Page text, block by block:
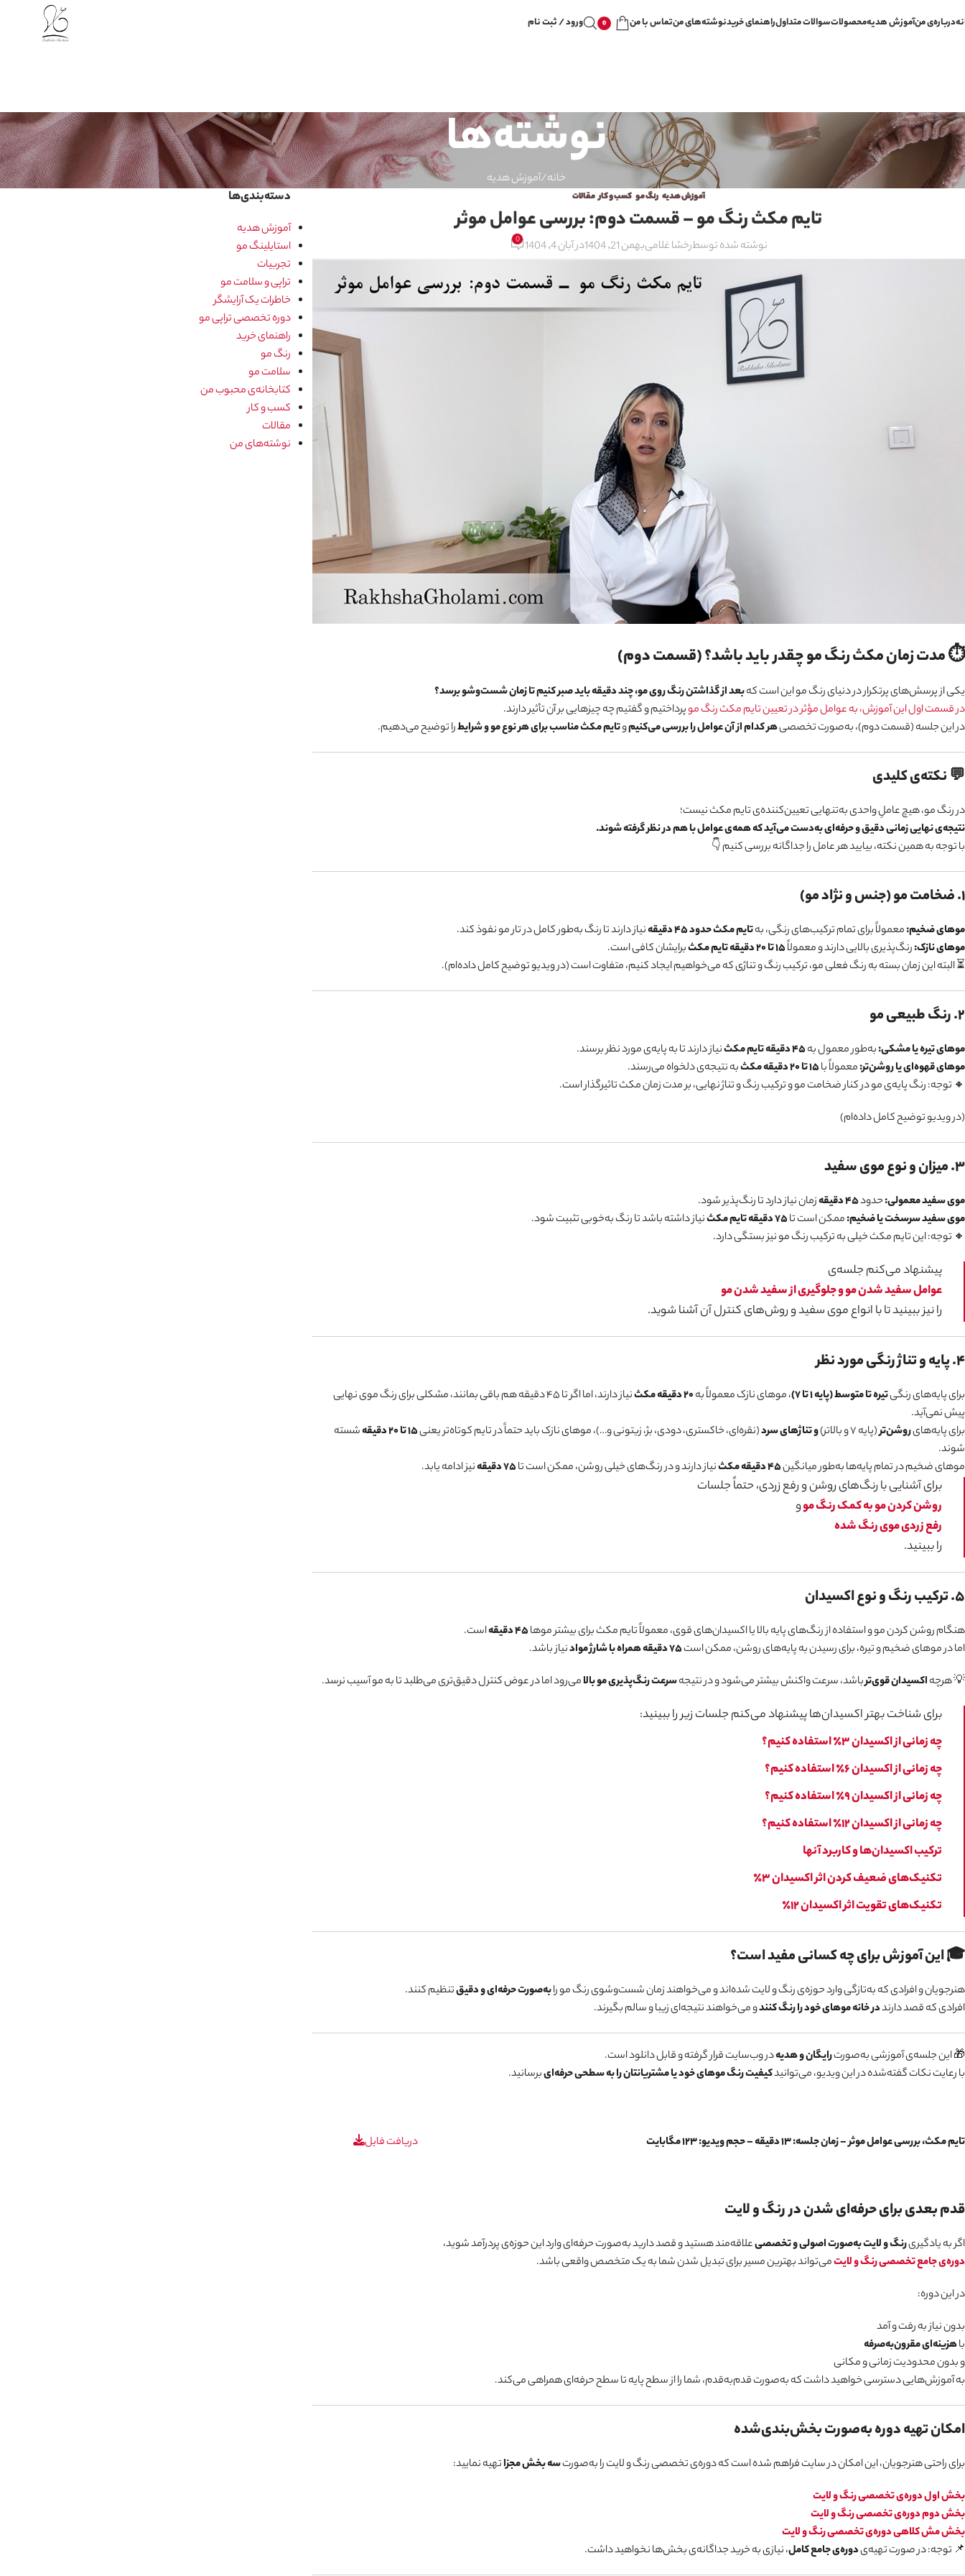
درباره‌ی منآموزش هدیهمحصولاتسوالات متداولراهنمای خریدنوشته‌های منتماس با من 0 ورود / ثبت نام
نوشته‌ها
خانه آموزش هدیه
آموزش هدیه, رنگ مو, کسب و کار,مقالات
تایم مکث رنگ مو – قسمت دوم: بررسی عوامل موثر
نوشته شده توسطرخشا غلامیبهمن 21, 1404 در آبان 4, 1404 0
⏱ مدت زمان مکث رنگ مو چقدر باید باشد؟ (قسمت دوم)
یکی از پرسش‌های پرتکرار در دنیای رنگ مو این است کهبعد از گذاشتن رنگ روی مو، چند دقیقه باید صبر کنیم تا زمان شست‌وشو برسد؟
در قسمت اول این آموزش، به عوامل مؤثر در تعیین تایم مکث رنگ موپرداختیم و گفتیم چه چیزهایی بر آن تأثیر دارند.
در این جلسه (قسمت دوم)، به‌صورت تخصصیهر کدام از آن عوامل را بررسی می‌کنیموتایم مکث مناسب برای هر نوع مو و شرایطرا توضیح می‌دهیم.
💬 نکته‌ی کلیدی
در رنگ مو، هیچ عاملِ واحدی به‌تنهایی تعیین‌کننده‌ی تایم مکث نیست؛
نتیجه‌ی نهایی زمانی دقیق و حرفه‌ای به‌دست می‌آید که همه‌ی عوامل با هم در نظر گرفته شوند.
با توجه به همین نکته، بیایید هر عامل را جداگانه بررسی کنیم 👇
۱. ضخامت مو (جنس و نژاد مو)
موهای ضخیم:معمولاً برای تمام ترکیب‌های رنگی، بهتایم مکث حدود ۴۵ دقیقه
نیاز دارند تا رنگ به‌طور کامل در تار مو نفوذ کند.
موهای نازک:رنگ‌پذیری بالایی دارند و معمولاً۱۵ تا ۲۰ دقیقه تایم مکث
برایشان کافی است.
⏳ البته این زمان بسته به رنگ فعلی مو، ترکیب رنگ و تناژی که می‌خواهیم ایجاد کنیم، متفاوت است (در ویدیو توضیح کامل داده‌ام).
۲. رنگ طبیعی مو
موهای تیره یا مشکی:به‌طور معمول به۴۵ دقیقه تایم مکث
نیاز دارند تا به پایه‌ی مورد نظر برسند.
موهای قهوه‌ای یا روشن‌تر:معمولاً با۱۵ تا ۲۰ دقیقه مکث
به نتیجه‌ی دلخواه می‌رسند.
🔸 توجه: رنگ پایه‌ی مو در کنار ضخامت مو و ترکیب رنگ و تناژ نهایی، بر مدت زمان مکث تاثیرگذار است.
(در ویدیو توضیح کامل داده‌ام)
۳. میزان و نوع موی سفید
موی سفید معمولی:حدود۴۵ دقیقه
زمان نیاز دارد تا رنگ‌پذیر شود.
موی سفید سرسخت یا ضخیم:ممکن است تا۷۵ دقیقه تایم مکث
نیاز داشته باشد تا رنگ به‌خوبی تثبیت شود.
🔸 توجه: این تایم مکث خیلی به ترکیب رنگ مو نیز بستگی دارد.
پیشنهاد می‌کنم جلسه‌ی
عوامل سفید شدن مو و جلوگیری از سفید شدن مو
را نیز ببینید تا با انواع موی سفید و روش‌های کنترل آن آشنا شوید.
۴. پایه و تناژ رنگی مورد نظر
برای پایه‌های رنگیتیره تا متوسط (پایه ۱ تا ۷) ، موهای نازک معمولاً به۲۰ دقیقه مکث
نیاز دارند، اما اگر تا ۴۵ دقیقه هم باقی بمانند، مشکلی برای رنگ موی نهایی
پیش نمی‌آید.
برای پایه‌هایروشن‌تر(پایه ۷ و بالاتر) و تناژهای سرد(نقره‌ای، خاکستری، دودی، بژ، زیتونی و…)، موهای نازک باید حتماً در تایم کوتاه‌تر یعنی۱۵ تا ۲۰ دقیقه
شسته
شوند.
موهای ضخیم در تمام پایه‌ها به‌طور میانگین۴۵ دقیقه مکث نیاز دارند و در رنگ‌های خیلی روشن، ممکن است تا۷۵ دقیقه نیز ادامه یابد.
برای آشنایی با رنگ‌های روشن و رفع زردی، حتماً جلسات
روشن کردن مو به کمک رنگ موو
رفع زردی موی رنگ شده
را ببینید.
۵. ترکیب رنگ و نوع اکسیدان
هنگام روشن کردن مو و استفاده از رنگ‌های پایه‌ بالا یا اکسیدان‌های قوی، معمولاً تایم مکث برای بیشتر موها۴۵ دقیقه
است.
اما در موهای ضخیم و تیره، برای رسیدن به پایه‌های روشن، ممکن است۷۵ دقیقه همراه با شارژ مواد
نیاز باشد.
💡 هرچهاکسیدان قوی‌ترباشد، سرعت واکنش بیشتر می‌شود و در نتیجهسرعت رنگ‌پذیری مو بالامی‌رود اما در عوض کنترل دقیق‌تری می‌طلبد تا به مو آسیب نرسد.
برای شناخت بهتر اکسیدان‌ها پیشنهاد می‌کنم جلسات زیر را ببینید:
چه زمانی از اکسیدان ۳٪ استفاده کنیم؟
چه زمانی از اکسیدان ۶٪ استفاده کنیم؟
چه زمانی از اکسیدان ۹٪ استفاده کنیم؟
چه زمانی از اکسیدان ۱۲٪ استفاده کنیم؟
ترکیب اکسیدان‌ها و کاربرد آنها
تکنیک‌های ضعیف کردن اثر اکسیدان ۳٪
تکنیک‌های تقویت اثر اکسیدان ۱۲٪
🎓 این آموزش برای چه کسانی مفید است؟
هنرجویان و افرادی که به‌تازگی وارد حوزه‌ی رنگ و لایت شده‌اند و می‌خواهند زمان شست‌وشوی رنگ مو رابه‌صورت حرفه‌ای و دقیقتنظیم کنند.
افرادی که قصد دارنددر خانه موهای خود را رنگ کنندو می‌خواهند نتیجه‌ای زیبا و سالم بگیرند.
🎁 این جلسه‌ی آموزشی به‌صورترایگان و هدیهدر وب‌سایت قرار گرفته و قابل دانلود است.
با رعایت نکات گفته‌شده در این ویدیو، می‌توانیدکیفیت رنگ موهای خود یا مشتریانتان را به سطحی حرفه‌ایبرسانید.
دریافت فایل تایم مکث، بررسی عوامل موثر – زمان جلسه: ۱۳ دقیقه – حجم ویدیو: ۱۲۳ مگابایت
قدم بعدی برای حرفه‌ای شدن در رنگ و لایت
اگر به یادگیریرنگ و لایت به‌صورت اصولی و تخصصیعلاقه‌مند هستید و قصد دارید به‌صورت حرفه‌ای وارد این حوزه‌ی پردرآمد شوید،
دوره‌ی جامع تخصصی رنگ و لایتمی‌تواند بهترین مسیر برای تبدیل شدن شما به یک متخصص واقعی باشد.
در این دوره:
بدون نیاز به رفت‌ و آمد
باهزینه‌ای مقرون‌به‌صرفه
و بدون محدودیت زمانی و مکانی
به آموزش‌هایی دسترسی خواهید داشت که به‌صورت قدم‌به‌قدم، شما را از سطح پایه تا سطح حرفه‌ای همراهی می‌کند.
امکان تهیه دوره به‌صورت بخش‌بندی‌شده
برای راحتی هنرجویان، این امکان در سایت فراهم شده است که دوره‌ی تخصصی رنگ و لایت را به‌صورتسه بخش مجزاتهیه نمایید:
بخش اول دوره‌ی تخصصی رنگ و لایت
بخش دوم دوره‌ی تخصصی رنگ و لایت
بخش مش کلاهی دوره‌ی تخصصی رنگ و لایت
📌 توجه: در صورت تهیه‌یدوره‌ی جامع کامل، نیازی به خرید جداگانه‌ی بخش‌ها نخواهید داشت.
دسته‌بندی‌ها
آموزش هدیه
استایلینگ مو
تجربیات
تراپی و سلامت مو
خاطرات یک آرایشگر
دوره تخصصی تراپی مو
راهنمای خرید
رنگ مو
سلامت مو
کتابخانه‌ی محبوب من
کسب و کار
مقالات
نوشته‌های من